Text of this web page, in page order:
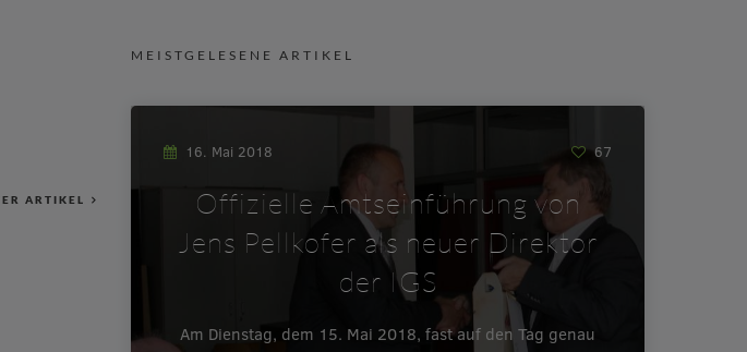
ARTIKEL
MEISTGELESENE ARTIKEL
16. Mai 2018 67
Offizielle Amtseinführung von
Jens Pellkofer als neuer Direktor
der IGS
Am Dienstag, dem 15. Mai 2018, fast auf den Tag genau